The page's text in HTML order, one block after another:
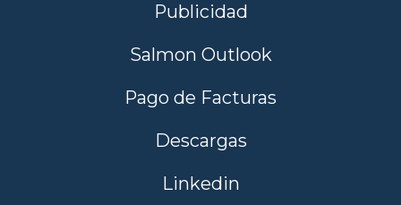
Publicidad
Salmon Outlook
Pago de Facturas
Descargas
Linkedin